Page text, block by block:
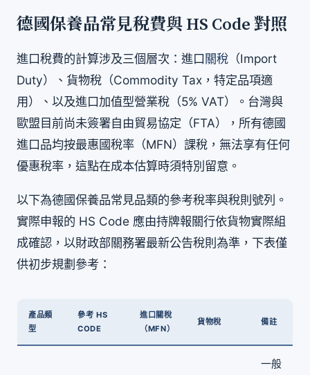
德國保養品常見稅費與 HS Code 對照
進口稅費的計算涉及三個層次：進口關稅 （Import
Duty）、貨物稅（Commodity Tax，特定品項適
用）、以及進口加值型營業稅（5% VAT）。台灣與
歐盟目前尚未簽署自由貿易協定（FTA），所有德國
進口品均按最惠國稅率（MFN）課稅，無法享有任何
優惠稅率，這點在成本估算時須特別留意。
以下為德國保養品常見品類的參考稅率與稅則號列。
實際申報的 HS Code 應由持牌報關行依貨物實際組
成確認，以財政部關務署最新公告稅則為準，下表僅
供初步規劃參考：
產品類
型
參考 HS
CODE
進口關稅
（MFN）
貨物稅 備註
一般